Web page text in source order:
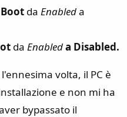
da Enableda
da Enableda Disabled.
volta, il PC è
e non mi ha
bypassato il